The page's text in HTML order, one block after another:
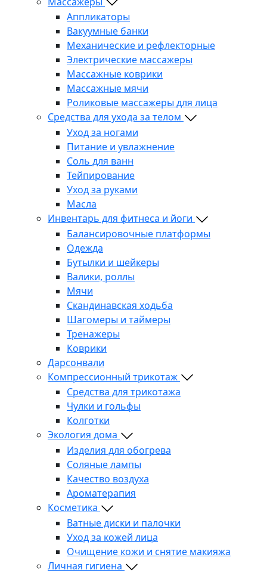
Аппликаторы
Вакуумные банки
Механические и рефлекторные
Электрические массажеры
Массажные коврики
Массажные мячи
Роликовые массажеры для лица
Средства для ухода за телом
Уход за ногами
Питание и увлажнение
Соль для ванн
Тейпирование
Уход за руками
Масла
Инвентарь для фитнеса и йоги
Балансировочные платформы
Одежда
Бутылки и шейкеры
Валики, роллы
Мячи
Скандинавская ходьба
Шагомеры и таймеры
Тренажеры
Коврики
Дарсонвали
Компрессионный трикотаж
Средства для трикотажа
Чулки и гольфы
Колготки
Экология дома
Изделия для обогрева
Соляные лампы
Качество воздуха
Ароматерапия
Косметика
Ватные диски и палочки
Уход за кожей лица
Очищение кожи и снятие макияжа
Личная гигиена